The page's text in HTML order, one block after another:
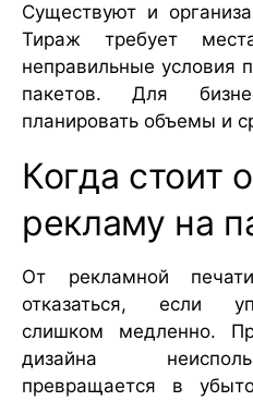
Существуют и
Тираж требует
неправильные условия
пакетов. Для
планировать объемы и
Когда стоит
рекламу на
От рекламной
отказаться, если
слишком медленно.
дизайна
превращается в